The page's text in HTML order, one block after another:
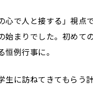
心で人と接する」視
始まりでした。初めて
恒例行事に。
生に訪ねてきてもらう